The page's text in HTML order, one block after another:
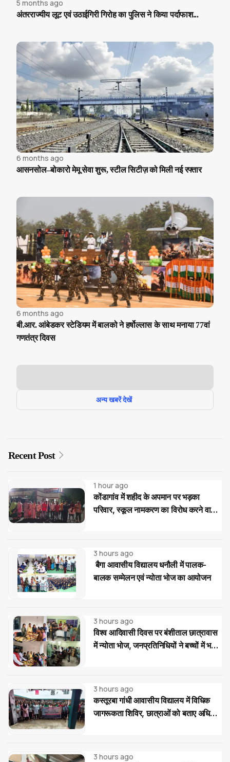
5 months ago
अंतरराज्यीय लूट एवं उठाईगिरी गिरोह का पुलिस ने किया पर्दाफाश...
6 months ago
आसनसोल–बोकारो मेमू सेवा शुरू, स्टील सिटीज़ को मिली नई रफ्तार
6 months ago
बी.आर. आंबेडकर स्टेडियम में बालको ने हर्षोल्लास के साथ मनाया 77वां
गणतंत्र दिवस
अन्य खबरें देखें
Recent Post
1 hour ago
कोंडागांव में शहीद के अपमान पर भड़का
परिवार, स्कूल नामकरण का विरोध करने वालों
3 hours ago
बैगा आवासीय विद्यालय धनौली में पालक-
बालक सम्मेलन एवं न्योता भोज का आयोजन
3 hours ago
विश्व आदिवासी दिवस पर बंशीताल छात्रावास
में न्योता भोज, जनप्रतिनिधियों ने बच्चों में भरी
3 hours ago
कस्तूरबा गांधी आवासीय विद्यालय में विधिक
जागरूकता शिविर, छात्राओं को बताए अधिकार
3 hours ago